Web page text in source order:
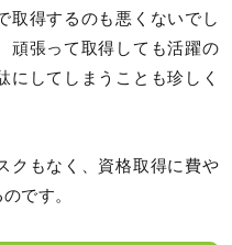
取得するのも悪くないでし
頑張って取得しても活躍の
にしてしまうことも珍しく
クもなく、資格取得に費や
です。